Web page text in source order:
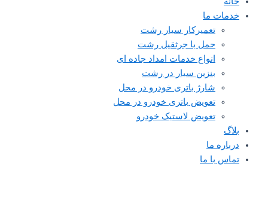
خدمات ما
تعمیرکار سیار رشت
حمل با جرثقیل رشت
انواع خدمات امداد جاده ای
بنزین سیار در رشت
شارژ باتری خودرو در محل
تعویض باتری خودرو در محل
تعویض لاستیک خودرو
بلاگ
درباره ما
تماس با ما